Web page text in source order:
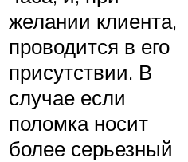
желании клиента,
проводится в его
присутствии. В
случае если
поломка носит
более серьезный